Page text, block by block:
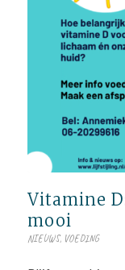
Vitamine
mooi
NIEUWS, VOEDING